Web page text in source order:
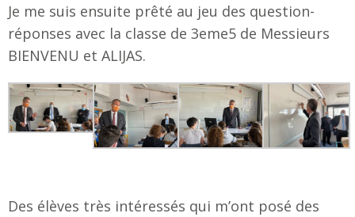
Je me suis ensuite prêté au jeu des question-
réponses avec la classe de 3eme5 de Messieurs
BIENVENU et ALIJAS.
Des élèves très intéressés qui m’ont posé des